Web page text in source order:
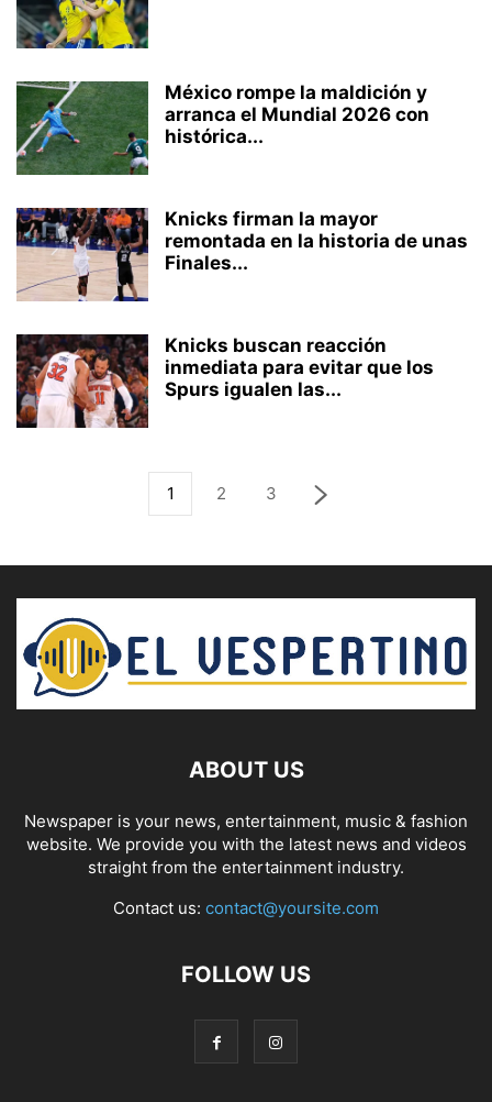
México rompe la maldición y
arranca el Mundial 2026 con
histórica...
Knicks firman la mayor
remontada en la historia de unas
Finales...
Knicks buscan reacción
inmediata para evitar que los
Spurs igualen las...
1 2 3
ABOUT US
Newspaper is your news, entertainment, music & fashion
website. We provide you with the latest news and videos
straight from the entertainment industry.
Contact us: contact@yoursite.com
FOLLOW US